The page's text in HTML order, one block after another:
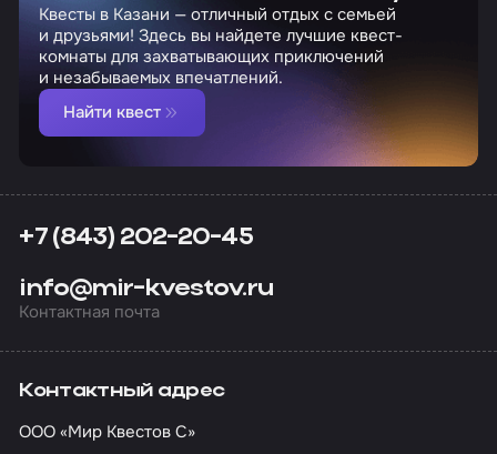
Квесты в Казани — отличный отдых с семьей
и друзьями! Здесь вы найдете лучшие квест-
комнаты для захватывающих приключений
и незабываемых впечатлений.
Найти квест
+7 (843) 202-20-45
info@mir-kvestov.ru
Контактная почта
Контактный адрес
ООО «Мир Квестов С»